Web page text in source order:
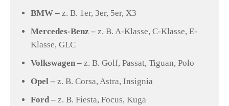
BMW – z. B. 1er, 3er, 5er, X3
Mercedes-Benz – z. B. A-Klasse, C-Klasse, E-
Klasse, GLC
Volkswagen – z. B. Golf, Passat, Tiguan, Polo
Opel – z. B. Corsa, Astra, Insignia
Ford – z. B. Fiesta, Focus, Kuga